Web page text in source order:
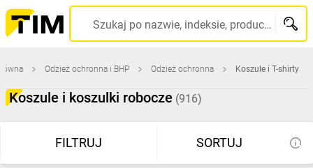
Szukaj po nazwie, indeksie, producencie, kodzie kreskowym...
Odzież ochronna i BHP Odzież ochronna Koszule i T-shirty
Koszule i koszulki robocze (916)
FILTRUJ SORTUJ